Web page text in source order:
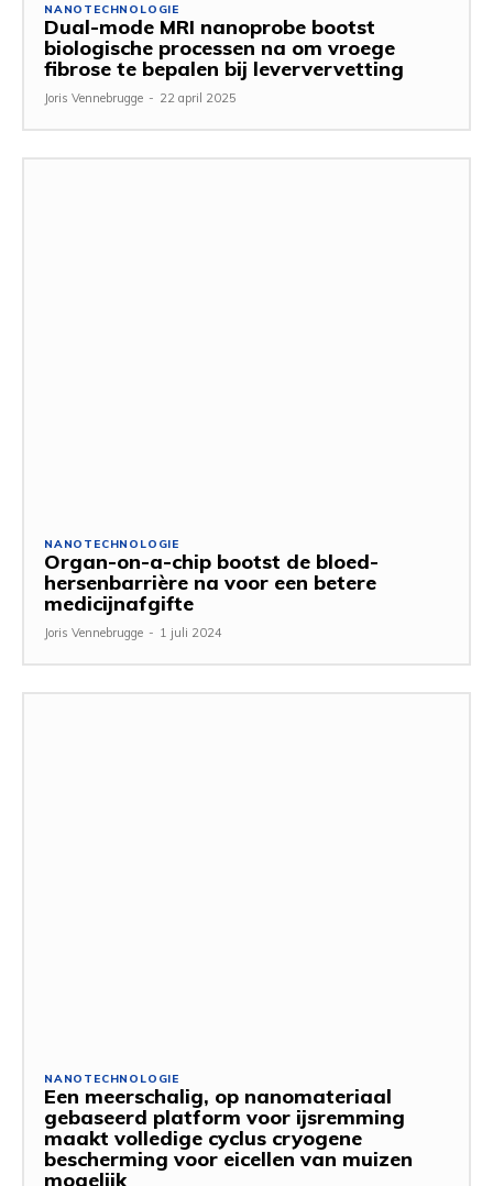
NANOTECHNOLOGIE
Dual-mode MRI nanoprobe bootst
biologische processen na om vroege
fibrose te bepalen bij leververvetting
Joris Vennebrugge - 22 april 2025
NANOTECHNOLOGIE
Organ-on-a-chip bootst de bloed-
hersenbarrière na voor een betere
medicijnafgifte
Joris Vennebrugge - 1 juli 2024
NANOTECHNOLOGIE
Een meerschalig, op nanomateriaal
gebaseerd platform voor ijsremming
maakt volledige cyclus cryogene
bescherming voor eicellen van muizen
mogelijk